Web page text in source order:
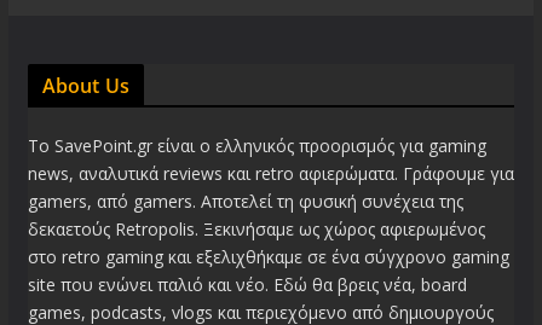
About Us
Το SavePoint.gr είναι ο ελληνικός προορισμός για gaming
news, αναλυτικά reviews και retro αφιερώματα. Γράφουμε για
gamers, από gamers. Αποτελεί τη φυσική συνέχεια της
δεκαετούς Retropolis. Ξεκινήσαμε ως χώρος αφιερωμένος
στο retro gaming και εξελιχθήκαμε σε ένα σύγχρονο gaming
site που ενώνει παλιό και νέο. Εδώ θα βρεις νέα, board
games, podcasts, vlogs και περιεχόμενο από δημιουργούς